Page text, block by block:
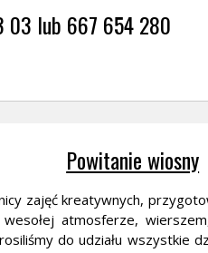
03 lub 667 654 280
Powitanie wiosny
zajęć kreatywnych,
atmosferze,
do udziału wszystkie